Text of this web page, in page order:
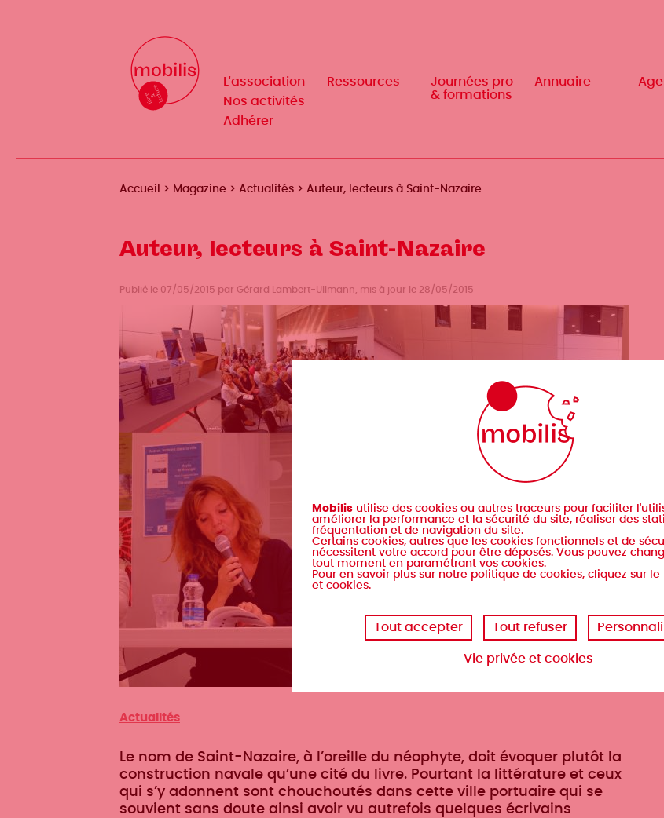
Navigation
principale
L'association
Nos activités
Adhérer
Ressources
Journées pro
& formations
Annuaire
Navigation
principale
L'association
Nos activités
Adhérer
Ressources
Journées pro
& formations
Annuaire
Fil
Accueil Magazine Actualités Auteur, lecteurs à Saint-Nazaire
Auteur, lecteurs à Saint-Nazaire
Publié le 07/05/2015 par Gérard Lambert-Ullmann, mis à jour le 28/05/2015
Catégorie
Actualités
Le nom de Saint-Nazaire, à l’oreille du néophyte, doit évoquer plutôt la
construction navale qu’une cité du livre. Pourtant la littérature et ceux
qui s’y adonnent sont chouchoutés dans cette ville portuaire qui se
souvient sans doute ainsi avoir vu autrefois quelques écrivains
Mobilis utilise des cookies ou autres traceurs pour faciliter
améliorer la performance et la sécurité du site, réaliser des
fréquentation et de navigation du site.
Certains cookies, autres que les cookies fonctionnels et de
nécessitent votre accord pour être déposés. Vous pouvez
tout moment en paramétrant vos cookies.
Pour en savoir plus sur notre politique de cookies, cliquez sur
et cookies.
Tout accepter Tout refuser
Vie privée et cookies